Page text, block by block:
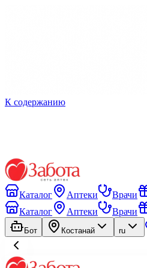
К содержанию
Каталог Аптеки Врачи
Каталог
Аптеки Врачи
Бот Костанай ru